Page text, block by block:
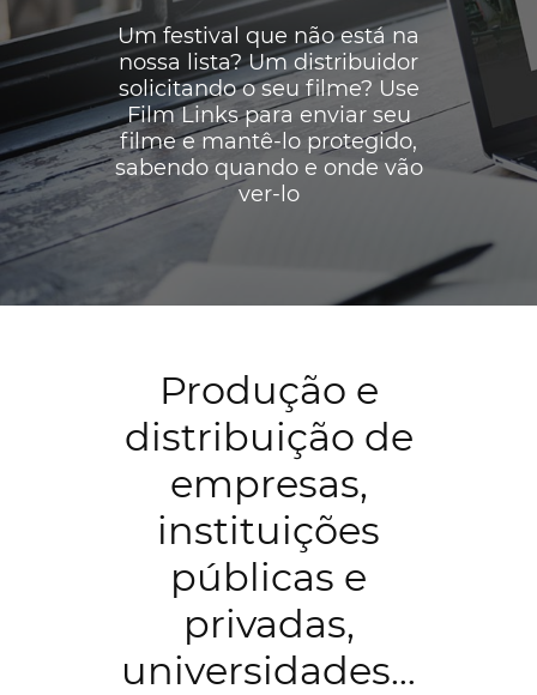
Um festival que não está na
nossa lista? Um distribuidor
solicitando o seu filme? Use
Film Links para enviar seu
filme e mantê-lo protegido,
sabendo quando e onde vão
ver-lo
Produção e
distribuição de
empresas,
instituições
públicas e
privadas,
universidades…